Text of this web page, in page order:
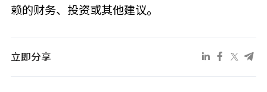
赖的财务、投资或其他建议。
立即分享